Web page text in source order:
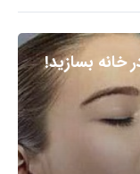
خانه بسازید!